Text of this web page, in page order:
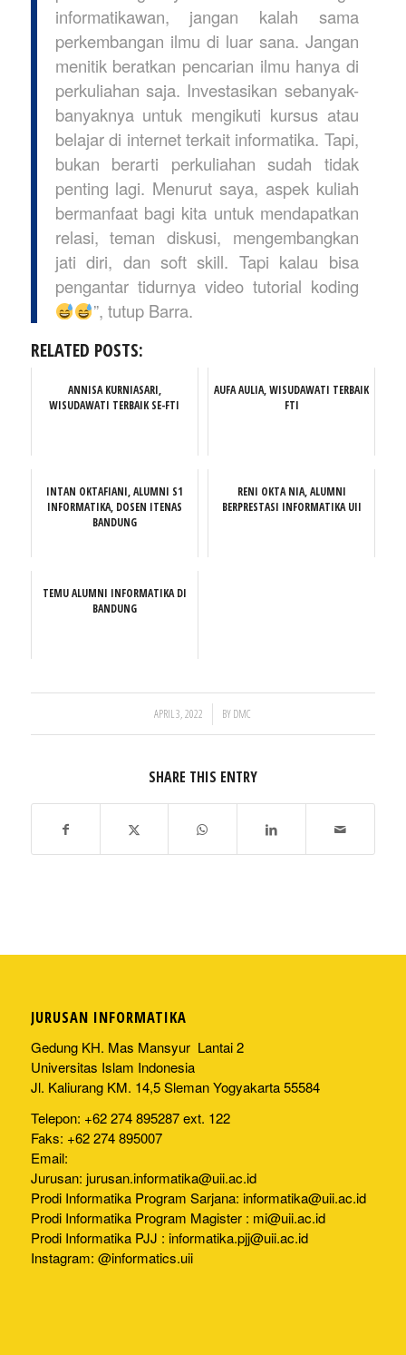
informatikawan, jangan kalah sama
perkembangan ilmu di luar sana. Jangan
menitik beratkan pencarian ilmu hanya di
perkuliahan saja. Investasikan sebanyak-
banyaknya untuk mengikuti kursus atau
belajar di internet terkait informatika. Tapi,
bukan berarti perkuliahan sudah tidak
penting lagi. Menurut saya, aspek kuliah
bermanfaat bagi kita untuk mendapatkan
relasi, teman diskusi, mengembangkan
jati diri, dan soft skill. Tapi kalau bisa
pengantar tidurnya video tutorial koding
”, tutup Barra.
RELATED POSTS:
ANNISA KURNIASARI,
WISUDAWATI TERBAIK SE-FTI
AUFA AULIA, WISUDAWATI TERBAIK
FTI
INTAN OKTAFIANI, ALUMNI S1
INFORMATIKA, DOSEN ITENAS
BANDUNG
RENI OKTA NIA, ALUMNI
BERPRESTASI INFORMATIKA UII
TEMU ALUMNI INFORMATIKA DI
BANDUNG
APRIL 3, 2022
/ BYDMC
SHARE THIS ENTRY
JURUSAN INFORMATIKA
Gedung KH. Mas Mansyur Lantai 2
Universitas Islam Indonesia
Jl. Kaliurang KM. 14,5 Sleman Yogyakarta 55584
Telepon: +62 274 895287 ext. 122
Faks: +62 274 895007
Email:
Jurusan: jurusan.informatika@uii.ac.id
Prodi Informatika Program Sarjana: informatika@uii.ac.id
Prodi Informatika Program Magister : mi@uii.ac.id
Prodi Informatika PJJ : informatika.pjj@uii.ac.id
Instagram: @informatics.uii